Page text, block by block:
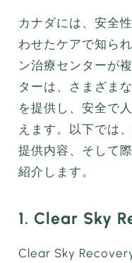
カナダには、安全
わせたケアで知ら
ン治療センターが
ターは、さまざま
を提供し、安全で
えます。以下では
提供内容、そして
紹介します。
1. Clear Sky
Clear Sky